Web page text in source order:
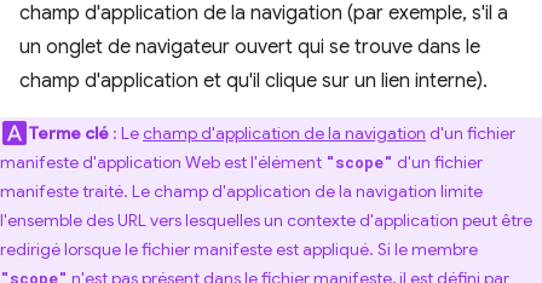
champ d'application de la navigation (par exemple, s'il a
un onglet de navigateur ouvert qui se trouve dans le
champ d'application et qu'il clique sur un lien interne).
Terme clé : Lechamp d'application de la navigation d'un fichier
manifeste d'application Web est l'élément "scope" d'un fichier
manifeste traité. Le champ d'application de la navigation limite
l'ensemble des URL vers lesquelles un contexte d'application peut être
redirigé lorsque le fichier manifeste est appliqué. Si le membre
"scope" n'est pas présent dans le fichier manifeste, il est défini par